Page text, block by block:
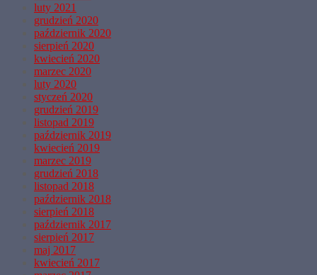
luty 2021
grudzień 2020
październik 2020
sierpień 2020
kwiecień 2020
marzec 2020
luty 2020
styczeń 2020
grudzień 2019
listopad 2019
październik 2019
kwiecień 2019
marzec 2019
grudzień 2018
listopad 2018
październik 2018
sierpień 2018
październik 2017
sierpień 2017
maj 2017
kwiecień 2017